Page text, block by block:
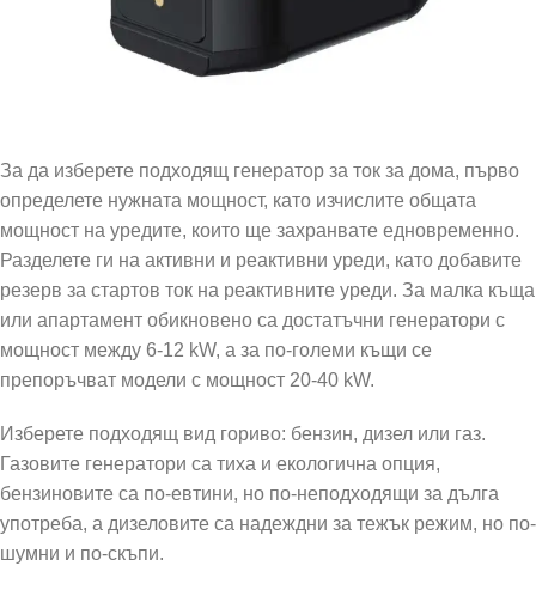
За да изберете подходящ генератор за ток за дома, първо
определете нужната мощност, като изчислите общата
мощност на уредите, които ще захранвате едновременно.
Разделете ги на активни и реактивни уреди, като добавите
резерв за стартов ток на реактивните уреди. За малка къща
или апартамент обикновено са достатъчни генератори с
мощност между 6-12 kW, а за по-големи къщи се
препоръчват модели с мощност 20-40 kW.
Изберете подходящ вид гориво: бензин, дизел или газ.
Газовите генератори са тиха и екологична опция,
бензиновите са по-евтини, но по-неподходящи за дълга
употреба, а дизеловите са надеждни за тежък режим, но по-
шумни и по-скъпи.